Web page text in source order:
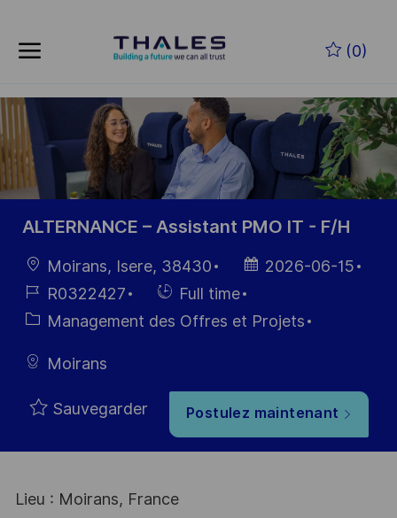
(0)
-
ALTERNANCE – Assistant PMO IT - F/H
localisation
Moirans, Isere, 38430
Date
d’affichage
2026-06-15
Référence
du poste
R0322427
Hiring
Type
Full time
Catégorie
Management des Offres et Projets
Moirans
Sauvegarder Postulez maintenant
Lieu : Moirans, France